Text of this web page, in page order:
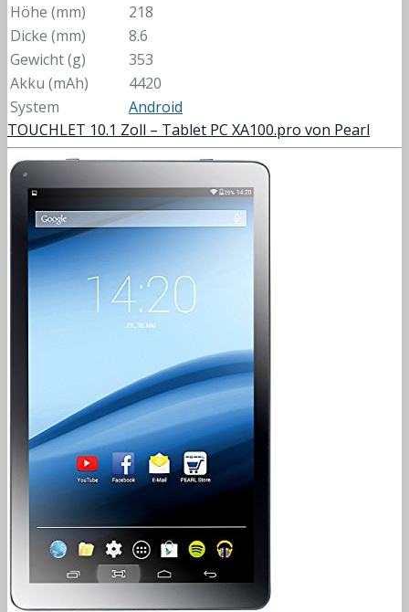
Höhe (mm)
218
Dicke (mm)
8.6
Gewicht (g)
353
Akku (mAh)
4420
System
Android
TOUCHLET 10.1 Zoll – Tablet PC XA100.pro von Pearl